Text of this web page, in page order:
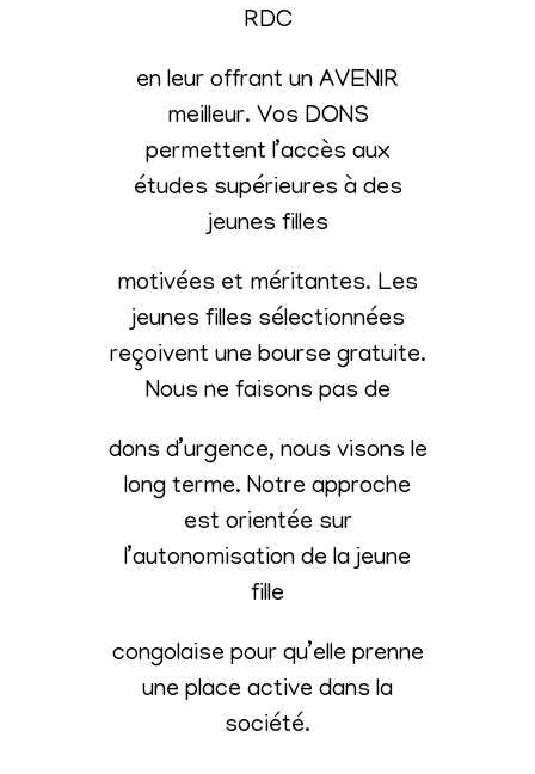
RDC
en leur offrant un AVENIR
meilleur. Vos DONS
permettent l’accès aux
études supérieures à des
jeunes filles
motivées et méritantes. Les
jeunes filles sélectionnées
reçoivent une bourse gratuite.
Nous ne faisons pas de
dons d’urgence, nous visons le
long terme. Notre approche
est orientée sur
l’autonomisation de la jeune
fille
congolaise pour qu’elle prenne
une place active dans la
société.